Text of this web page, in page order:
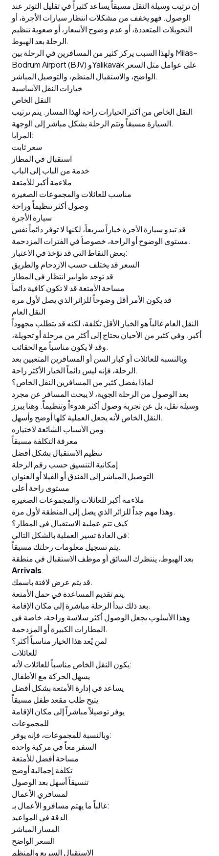
إن ترتيب وسيلة النقل مسبقاً يساعد كثيراً في تقليل التوتر عند
الوصول. فهو يخفف من مشكلات انتظار سيارات الأجرة، أو
التحويلات المتعددة، أو عدم وضوح الأسعار، أو صعوبة تنظيم
الرحلة بعد الهبوط.
ولهذا السبب يركز كثير من المسافرين في الرحلة بين Milas–
Bodrum Airport (BJV) وYalikavak على عوامل مثل السعر
الواضح، والاستقبال المنظم، والتوصيل المباشر.
خيارات النقل الأساسية
النقل الخاص
النقل الخاص من أكثر الخيارات راحة لهذا المسار. يتم ترتيب
السيارة مسبقاً وتتم الرحلة بشكل مباشر إلى الوجهة.
المزايا:
سعر ثابت
استقبال في المطار
خدمة من الباب إلى الباب
ملاءمة أكبر للأمتعة
مناسب للعائلات والمجموعات الصغيرة
وصول أكثر تنظيماً وراحة
سيارة الأجرة
قد تبدو سيارة الأجرة خياراً سريعاً، لكنها لا توفر دائماً نفس
مستوى الوضوح أو الراحة، خصوصاً في الفترات المزدحمة.
بعض النقاط التي قد تؤخذ في الاعتبار:
السعر قد يختلف حسب الازدحام والطريق
قد توجد طوابير انتظار في المطار
مساحة الأمتعة قد لا تكون كافية دائماً
قد يكون الأمر أقل وضوحاً للزائر الذي يصل لأول مرة
النقل العام
النقل العام غالباً هو الخيار الأقل تكلفة، لكنه قد يتطلب مجهوداً
أكبر. وفي كثير من الأحيان يحتاج إلى أكثر من مرحلة أو تحويلة،
وقد لا يكون مناسباً مع الحقائب.
وبالنسبة للعائلات أو كبار السن أو المسافرين المتعبين بعد
الرحلة، فإنه ليس دائماً الخيار الأكثر راحة.
لماذا يفضل كثير من المسافرين النقل الخاص؟
بعد الوصول من الرحلة الجوية، لا يبحث المسافر عن مجرد
وسيلة نقل، بل عن تجربة وصول أكثر هدوءاً وتنظيماً. وهنا يبرز
النقل الخاص لأنه يجعل العملية كلها أوضح وأسهل.
ومن الأسباب الشائعة لاختياره:
معرفة التكلفة مسبقاً
تنظيم الاستقبال بشكل أفضل
إمكانية التنسيق حسب رقم الرحلة
التوصيل المباشر إلى الفندق أو الفيلا أو العنوان
مستوى راحة أعلى
ملاءمة أكبر للعائلات والمجموعات الصغيرة
وهذا مهم جداً للزائر الذي يصل إلى المنطقة لأول مرة.
كيف تتم عملية الاستقبال في المطار؟
في العادة تسير العملية بالشكل التالي:
يتم تسجيل معلومات رحلتك مسبقاً.
بعد الهبوط، ينتظرك السائق أو موظف الاستقبال في منطقة
Arrivals.
قد يتم عرض لافتة باسمك.
يتم تقديم المساعدة في حمل الأمتعة.
بعد ذلك تبدأ الرحلة مباشرة إلى مكان الإقامة.
وهذا الأسلوب يجعل الوصول أكثر سلاسة وراحة، خاصة في
المطارات الكبيرة أو المزدحمة.
لمن يُعد هذا الخيار مناسباً أكثر؟
للعائلات
يكون النقل الخاص مناسباً للعائلات لأنه:
يسهل الحركة مع الأطفال
يساعد في إدارة الأمتعة بشكل أفضل
يتيح طلب مقعد طفل مسبقاً
يوفر توصيلاً مباشراً إلى مكان الإقامة
للمجموعات
وبالنسبة للمجموعات، فإنه يوفر:
السفر معاً في مركبة واحدة
مساحة أفضل للأمتعة
تكلفة إجمالية أوضح
تنسيقاً أسهل بعد الوصول
لمسافري الأعمال
غالباً ما يهتم مسافرو الأعمال بـ:
الدقة في المواعيد
المسار المباشر
السعر الواضح
الاستقبال السريع والمنظم